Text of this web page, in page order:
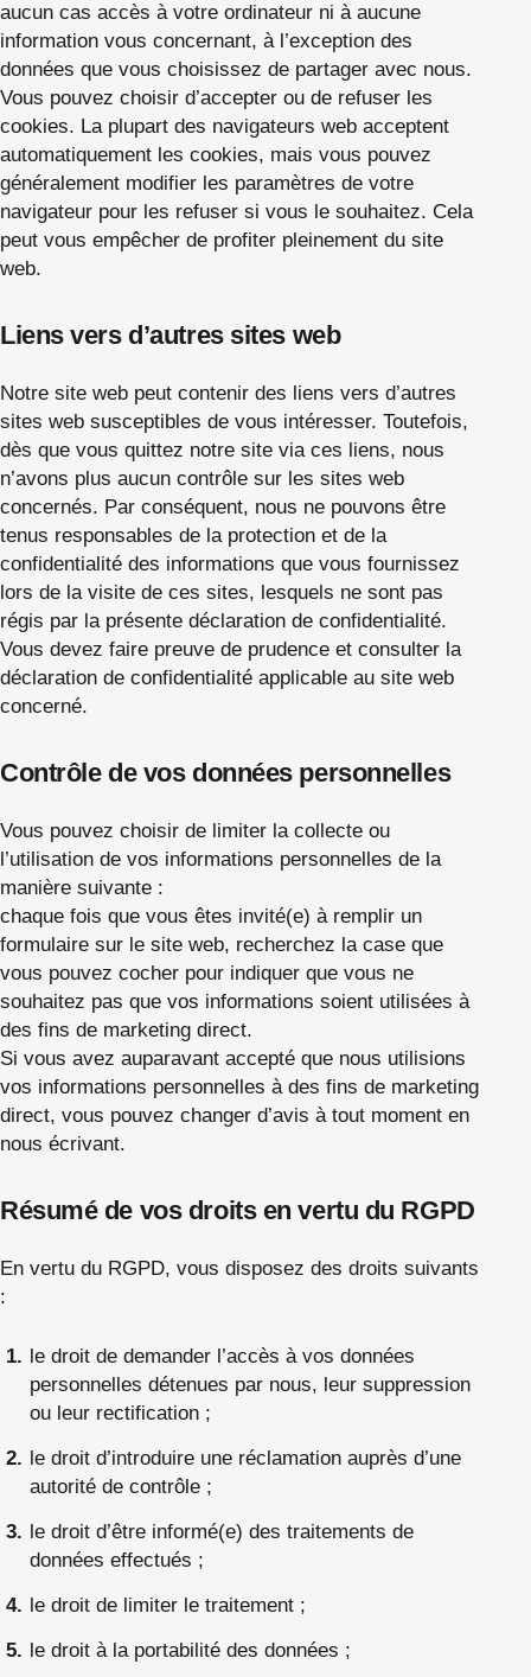
aucun cas accès à votre ordinateur ni à aucune
information vous concernant, à l’exception des
données que vous choisissez de partager avec nous.
Vous pouvez choisir d’accepter ou de refuser les
cookies. La plupart des navigateurs web acceptent
automatiquement les cookies, mais vous pouvez
généralement modifier les paramètres de votre
navigateur pour les refuser si vous le souhaitez. Cela
peut vous empêcher de profiter pleinement du site
web.
Liens vers d’autres sites web
Notre site web peut contenir des liens vers d’autres
sites web susceptibles de vous intéresser. Toutefois,
dès que vous quittez notre site via ces liens, nous
n’avons plus aucun contrôle sur les sites web
concernés. Par conséquent, nous ne pouvons être
tenus responsables de la protection et de la
confidentialité des informations que vous fournissez
lors de la visite de ces sites, lesquels ne sont pas
régis par la présente déclaration de confidentialité.
Vous devez faire preuve de prudence et consulter la
déclaration de confidentialité applicable au site web
concerné.
Contrôle de vos données personnelles
Vous pouvez choisir de limiter la collecte ou
l’utilisation de vos informations personnelles de la
manière suivante :
chaque fois que vous êtes invité(e) à remplir un
formulaire sur le site web, recherchez la case que
vous pouvez cocher pour indiquer que vous ne
souhaitez pas que vos informations soient utilisées à
des fins de marketing direct.
Si vous avez auparavant accepté que nous utilisions
vos informations personnelles à des fins de marketing
direct, vous pouvez changer d’avis à tout moment en
nous écrivant.
Résumé de vos droits en vertu du RGPD
En vertu du RGPD, vous disposez des droits suivants
:
le droit de demander l’accès à vos données
personnelles détenues par nous, leur suppression
ou leur rectification ;
le droit d’introduire une réclamation auprès d’une
autorité de contrôle ;
le droit d’être informé(e) des traitements de
données effectués ;
le droit de limiter le traitement ;
le droit à la portabilité des données ;